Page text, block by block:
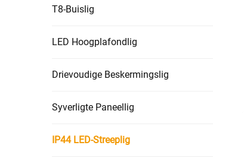
T8-Buislig
LED Hoogplafondlig
Drievoudige Beskermingslig
Syverligte Paneellig
IP44 LED-Streeplig